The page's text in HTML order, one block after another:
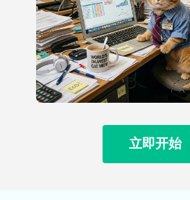
立即开始